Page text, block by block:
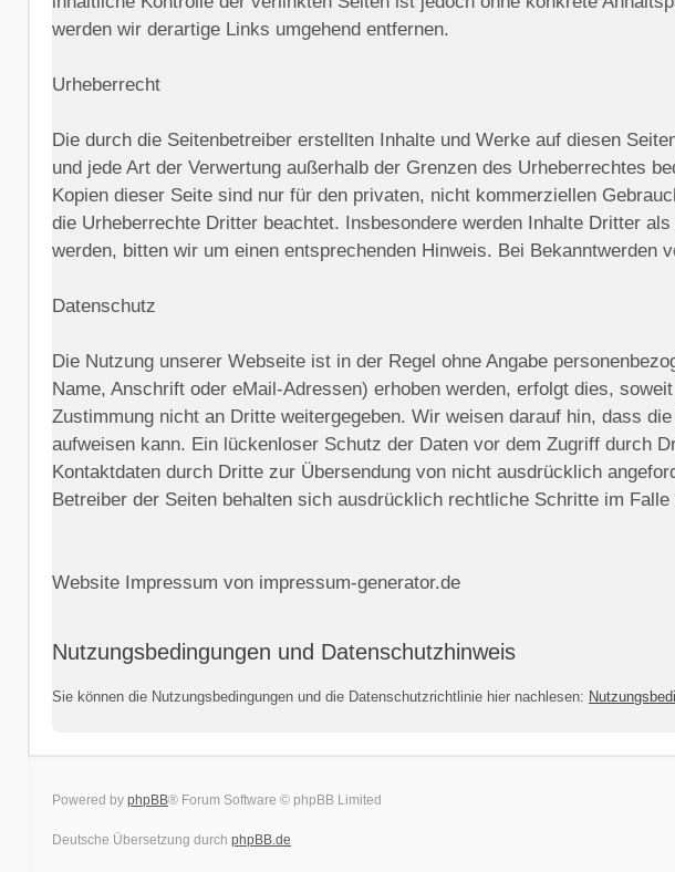
werden wir derartige Links umgehend entfernen.
Urheberrecht
Die durch die Seitenbetreiber erstellten Inhalte und Werke auf diesen
und jede Art der Verwertung außerhalb der Grenzen des Urheberrechtes
Kopien dieser Seite sind nur für den privaten, nicht kommerziellen
die Urheberrechte Dritter beachtet. Insbesondere werden Inhalte Dritter
werden, bitten wir um einen entsprechenden Hinweis. Bei
Datenschutz
Die Nutzung unserer Webseite ist in der Regel ohne Angabe
Name, Anschrift oder eMail-Adressen) erhoben werden, erfolgt dies,
Zustimmung nicht an Dritte weitergegeben. Wir weisen darauf hin, dass
aufweisen kann. Ein lückenloser Schutz der Daten vor dem Zugriff durch
Kontaktdaten durch Dritte zur Übersendung von nicht ausdrücklich
Betreiber der Seiten behalten sich ausdrücklich rechtliche Schritte im
Website Impressum von impressum-generator.de
Nutzungsbedingungen und Datenschutzhinweis
Sie können die Nutzungsbedingungen und die Datenschutzrichtlinie hier nachlesen:
Powered by phpBB® Forum Software © phpBB Limited
Deutsche Übersetzung durch phpBB.de